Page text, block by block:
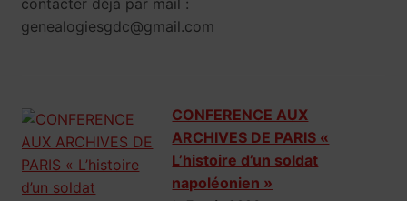
contacter déjà par mail :
genealogiesgdc@gmail.com
CONFERENCE AUX
ARCHIVES DE PARIS «
L’histoire d’un soldat
napoléonien »